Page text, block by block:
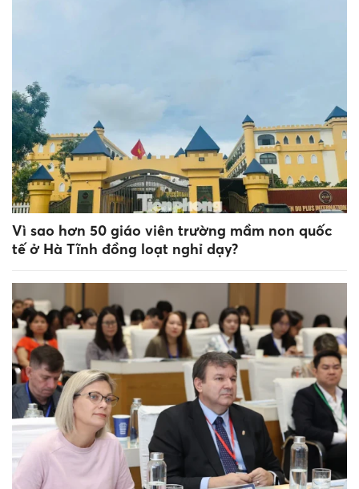
Vì sao hơn 50 giáo viên trường mầm non quốc
tế ở Hà Tĩnh đồng loạt nghỉ dạy?